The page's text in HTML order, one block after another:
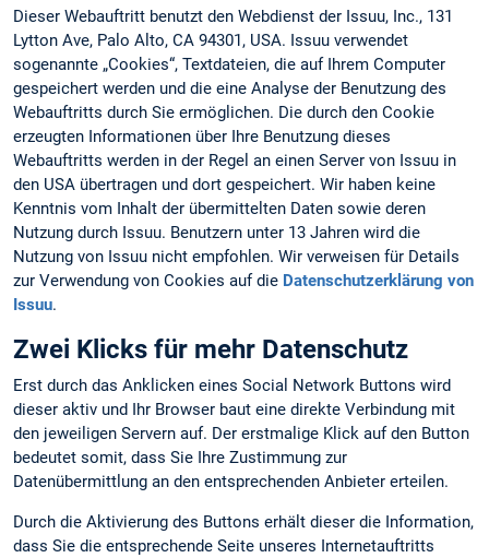
Dieser Webauftritt benutzt den Webdienst der Issuu, Inc., 131
Lytton Ave, Palo Alto, CA 94301, USA. Issuu verwendet
sogenannte „Cookies“, Textdateien, die auf Ihrem Computer
gespeichert werden und die eine Analyse der Benutzung des
Webauftritts durch Sie ermöglichen. Die durch den Cookie
erzeugten Informationen über Ihre Benutzung dieses
Webauftritts werden in der Regel an einen Server von Issuu in
den USA übertragen und dort gespeichert. Wir haben keine
Kenntnis vom Inhalt der übermittelten Daten sowie deren
Nutzung durch Issuu. Benutzern unter 13 Jahren wird die
Nutzung von Issuu nicht empfohlen. Wir verweisen für Details
zur Verwendung von Cookies auf die Datenschutzerklärung von
Issuu.
Zwei Klicks für mehr Datenschutz
Erst durch das Anklicken eines Social Network Buttons wird
dieser aktiv und Ihr Browser baut eine direkte Verbindung mit
den jeweiligen Servern auf. Der erstmalige Klick auf den Button
bedeutet somit, dass Sie Ihre Zustimmung zur
Datenübermittlung an den entsprechenden Anbieter erteilen.
Durch die Aktivierung des Buttons erhält dieser die Information,
dass Sie die entsprechende Seite unseres Internetauftritts